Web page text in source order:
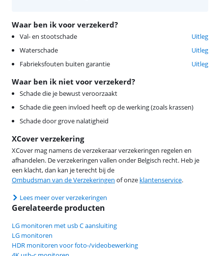
Waar ben ik voor verzekerd?
Val- en stootschade
Uitleg
Waterschade
Uitleg
Fabrieksfouten buiten garantie
Uitleg
Waar ben ik niet voor verzekerd?
Schade die je bewust veroorzaakt
Schade die geen invloed heeft op de werking (zoals krassen)
Schade door grove nalatigheid
XCover verzekering
XCover mag namens de verzekeraar verzekeringen regelen en
afhandelen. De verzekeringen vallen onder Belgisch recht. Heb je
een klacht, dan kan je terecht bij de
Ombudsman van de Verzekeringen of onze klantenservice.
Lees meer over verzekeringen
Gerelateerde producten
LG monitoren met usb C aansluiting
LG monitoren
HDR monitoren voor foto-/videobewerking